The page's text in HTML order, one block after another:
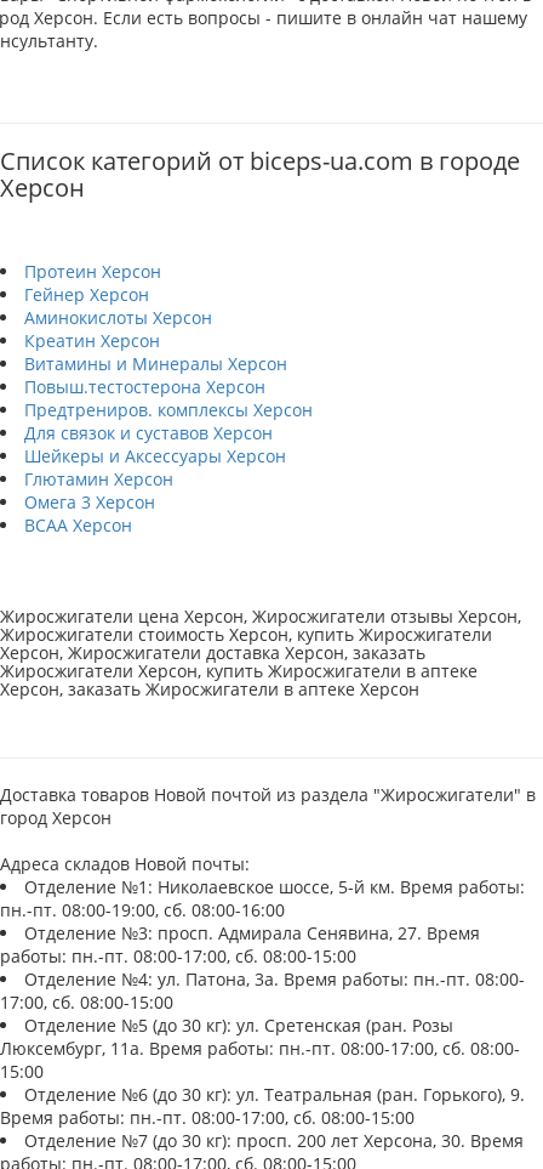
Херсон. Если есть вопросы - пишите в онлайн чат нашему
Список категорий от biceps-ua.com в городе
Херсон
Протеин Херсон
Гейнер Херсон
Аминокислоты Херсон
Креатин Херсон
Витамины и Минералы Херсон
Повыш.тестостерона Херсон
Предтрениров. комплексы Херсон
Для связок и суставов Херсон
Шейкеры и Аксессуары Херсон
Глютамин Херсон
Омега 3 Херсон
BCAA Херсон
Жиросжигатели цена Херсон, Жиросжигатели отзывы Херсон,
Жиросжигатели стоимость Херсон, купить Жиросжигатели
Херсон, Жиросжигатели доставка Херсон, заказать
Жиросжигатели Херсон, купить Жиросжигатели в аптеке
Херсон, заказать Жиросжигатели в аптеке Херсон
Доставка товаров Новой почтой из раздела "Жиросжигатели" в
город Херсон
Адреса складов Новой почты:
Отделение №1: Николаевское шоссе, 5-й км. Время работы:
пн.-пт. 08:00-19:00, сб. 08:00-16:00
Отделение №3: просп. Адмирала Сенявина, 27. Время
работы: пн.-пт. 08:00-17:00, сб. 08:00-15:00
Отделение №4: ул. Патона, 3а. Время работы: пн.-пт. 08:00-
17:00, сб. 08:00-15:00
Отделение №5 (до 30 кг): ул. Сретенская (ран. Розы
Люксембург, 11а. Время работы: пн.-пт. 08:00-17:00, сб. 08:00-
15:00
Отделение №6 (до 30 кг): ул. Театральная (ран. Горького), 9.
Время работы: пн.-пт. 08:00-17:00, сб. 08:00-15:00
Отделение №7 (до 30 кг): просп. 200 лет Херсона, 30. Время
работы: пн.-пт. 08:00-17:00, сб. 08:00-15:00